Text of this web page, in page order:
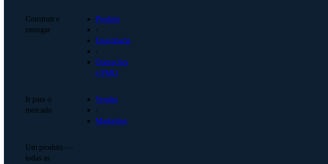
Construir e
entregar
Produto
·
Engenharia
·
Operações
e PMO
Ir para o
mercado
Vendas
·
Marketing
Um produto —
todas as